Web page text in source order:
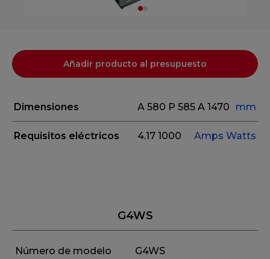
Añadir producto al presupuesto
Dimensiones A 580 P 585 A 1470 mm
Requisitos eléctricos 4.17 1000 Amps Watts
G4WS
Número de modelo G4WS